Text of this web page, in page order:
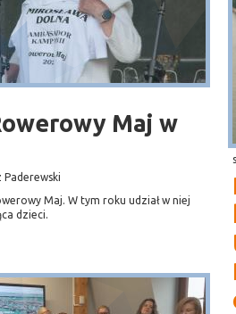
Maj w
Paderewski
Maj. W tym roku udział w niej
dzieci.